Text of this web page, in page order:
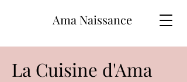
Ama Naissance
La Cuisine d'Ama